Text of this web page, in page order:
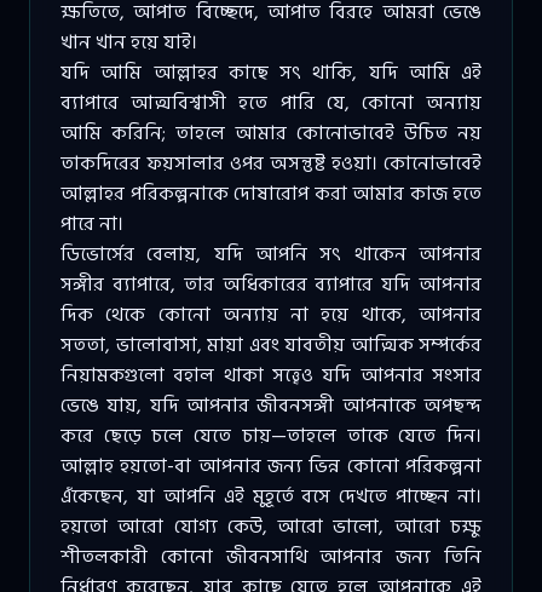
ক্ষতিতে, আপাত বিচ্ছেদে, আপাত বিরহে আমরা ভেঙে
খান খান হয়ে যাই।
যদি আমি আল্লাহর কাছে সৎ থাকি, যদি আমি এই
ব্যাপারে আত্মবিশ্বাসী হতে পারি যে, কোনো অন্যায়
আমি করিনি; তাহলে আমার কোনোভাবেই উচিত নয়
তাকদিরের ফয়সালার ওপর অসন্তুষ্ট হওয়া। কোনোভাবেই
আল্লাহর পরিকল্পনাকে দোষারোপ করা আমার কাজ হতে
পারে না।
ডিভোর্সের বেলায়, যদি আপনি সৎ থাকেন আপনার
সঙ্গীর ব্যাপারে, তার অধিকারের ব্যাপারে যদি আপনার
দিক থেকে কোনো অন্যায় না হয়ে থাকে, আপনার
সততা, ভালোবাসা, মায়া এবং যাবতীয় আত্মিক সম্পর্কের
নিয়ামকগুলো বহাল থাকা সত্ত্বেও যদি আপনার সংসার
ভেঙে যায়, যদি আপনার জীবনসঙ্গী আপনাকে অপছন্দ
করে ছেড়ে চলে যেতে চায়—তাহলে তাকে যেতে দিন।
আল্লাহ হয়তো-বা আপনার জন্য ভিন্ন কোনো পরিকল্পনা
এঁকেছেন, যা আপনি এই মুহূর্তে বসে দেখতে পাচ্ছেন না।
হয়তো আরো যোগ্য কেউ, আরো ভালো, আরো চক্ষু
শীতলকারী কোনো জীবনসাথি আপনার জন্য তিনি